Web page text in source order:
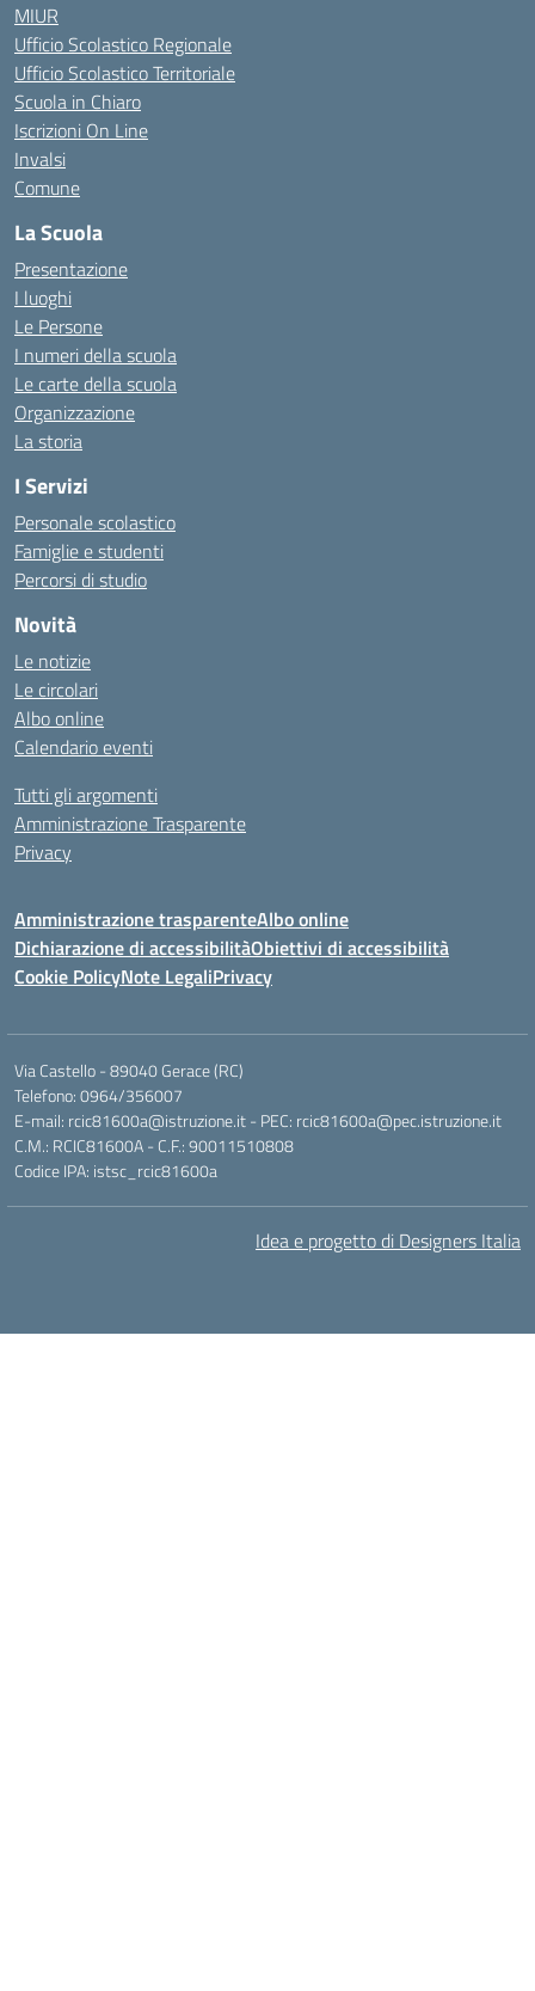
MIUR
Ufficio Scolastico Regionale
Ufficio Scolastico Territoriale
Scuola in Chiaro
Iscrizioni On Line
Invalsi
Comune
La Scuola
Presentazione
I luoghi
Le Persone
I numeri della scuola
Le carte della scuola
Organizzazione
La storia
I Servizi
Personale scolastico
Famiglie e studenti
Percorsi di studio
Novità
Le notizie
Le circolari
Albo online
Calendario eventi
Tutti gli argomenti
Amministrazione Trasparente
Privacy
Amministrazione trasparenteAlbo online
Dichiarazione di accessibilitàObiettivi di accessibilità
Cookie PolicyNote LegaliPrivacy
Via Castello - 89040 Gerace (RC)
Telefono: 0964/356007
E-mail: rcic81600a@istruzione.it - PEC: rcic81600a@pec.istruzione.it
C.M.: RCIC81600A - C.F.: 90011510808
Codice IPA: istsc_rcic81600a
Idea e progetto di Designers Italia